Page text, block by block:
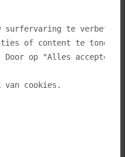
surfervaring te
of content te tonen
Door op "Alles
cookies.
over materialen,
zelf klussen, interieur
Klussen in je eigen huis
erg veel voldoening als je
kan je ook nog eens veel